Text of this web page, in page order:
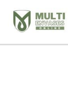
contenido